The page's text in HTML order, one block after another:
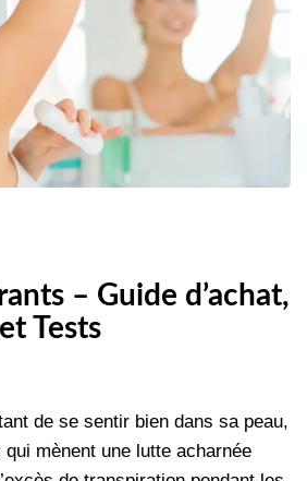
– Guide d’achat,
Tests
de se sentir bien dans sa peau,
mènent une lutte acharnée